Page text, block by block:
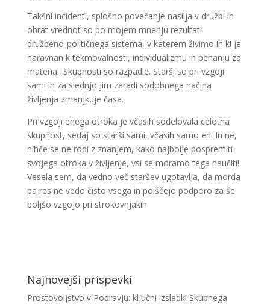
Takšni incidenti, splošno povečanje nasilja v družbi in
obrat vrednot so po mojem mnenju rezultati
družbeno-političnega sistema, v katerem živimo in ki je
naravnan k tekmovalnosti, individualizmu in pehanju za
material. Skupnosti so razpadle. Starši so pri vzgoji
sami in za slednjo jim zaradi sodobnega načina
življenja zmanjkuje časa.
Pri vzgoji enega otroka je včasih sodelovala celotna
skupnost, sedaj so starši sami, včasih samo en. In ne,
nihče se ne rodi z znanjem, kako najbolje pospremiti
svojega otroka v življenje, vsi se moramo tega naučiti!
Vesela sem, da vedno več staršev ugotavlja, da morda
pa res ne vedo čisto vsega in poiščejo podporo za še
boljšo vzgojo pri strokovnjakih.
Najnovejši prispevki
Prostovoljstvo v Podravju: ključni izsledki Skupnega